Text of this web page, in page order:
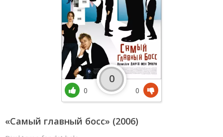
«Самый главный босс» (2006)
0
0
0